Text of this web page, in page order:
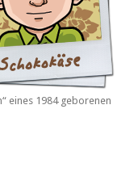
eines 1984 geborenen